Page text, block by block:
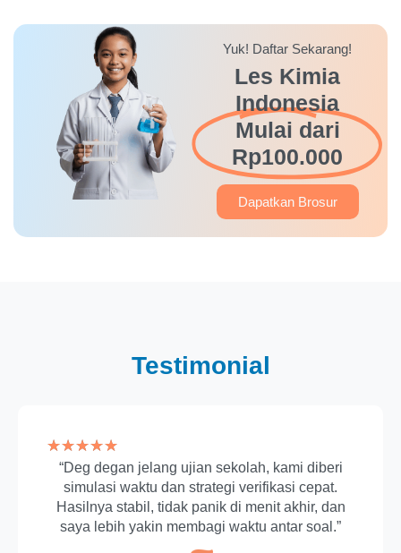
Yuk! Daftar Sekarang!
Les Kimia
Indonesia
Mulai dari
Rp100.000
Dapatkan Brosur
Testimonial
★★★★★
“Deg degan jelang ujian sekolah, kami diberi
simulasi waktu dan strategi verifikasi cepat.
Hasilnya stabil, tidak panik di menit akhir, dan
saya lebih yakin membagi waktu antar soal.”